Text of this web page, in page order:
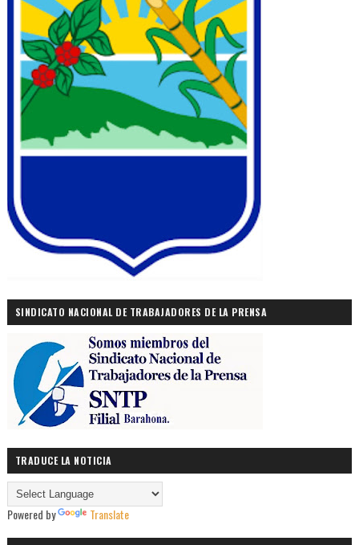
SINDICATO NACIONAL DE TRABAJADORES DE LA PRENSA
TRADUCE LA NOTICIA
Powered by Translate